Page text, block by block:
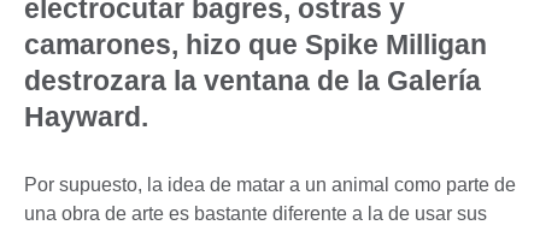
electrocutar bagres, ostras y
camarones, hizo que Spike Milligan
destrozara la ventana de la Galería
Hayward.
Por supuesto, la idea de matar a un animal como parte de
una obra de arte es bastante diferente a la de usar sus